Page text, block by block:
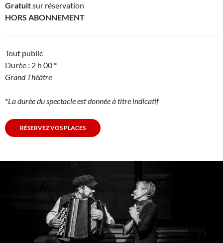
Gratuitsur réservation
HORS ABONNEMENT
Tout public
Durée : 2 h 00 *
Grand Théâtre
*La durée du spectacle est donnée à titre indicatif
RÉSERVEZ VOS PLACES